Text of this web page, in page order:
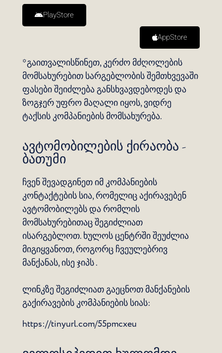
PlayStore
AppStore
*გაითვალისწინეთ, კერძო მძღოლების
მომსახურებით სარგებლობის შემთხვევაში
ფასები შეიძლება განსხვავდებოდეს და
ზოგჯერ უფრო მაღალი იყოს, ვიდრე
ტაქსის კომპანიების მომსახურება.
ავტომობილების ქირაობა -
ბათუმი
ჩვენ შევადგინეთ იმ კომპანიების
კონტაქტების სია, რომელიც აქირავებენ
ავტომობილებს და რომლის
მომსახურებითაც შეგიძლიათ
ისარგებლოთ. ხულოს ცენტრში შეუძლია
მიგიყვანოთ, როგორც ჩვეულებრივ
მანქანას, ისე ჯიპს .
ლინკზე შეგიძლიათ გაეცნოთ მანქანების
გაქირავების კომპანიების სიას:
https://tinyurl.com/55pmcxeu